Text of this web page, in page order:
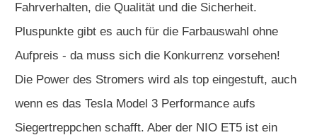
Fahrverhalten, die Qualität und die Sicherheit.
Pluspunkte gibt es auch für die Farbauswahl ohne
Aufpreis - da muss sich die Konkurrenz vorsehen!
Die Power des Stromers wird als top eingestuft, auch
wenn es das Tesla Model 3 Performance aufs
Siegertreppchen schafft. Aber der NIO ET5 ist ein